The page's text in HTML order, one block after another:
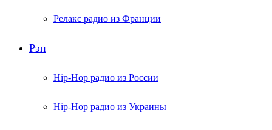
Релакс радио из Франции
Рэп
Hip-Hop радио из России
Hip-Hop радио из Украины